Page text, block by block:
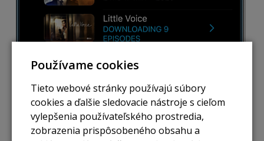
Používame cookies
Tieto webové stránky používajú súbory
cookies a ďalšie sledovacie nástroje s cieľom
vylepšenia používateľského prostredia,
zobrazenia prispôsobeného obsahu a